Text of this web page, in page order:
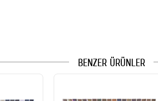
BENZER ÜRÜNLER